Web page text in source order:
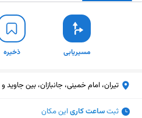
مسیریابی ذخیره
تیران، امام خمینی، جانبازان، بین
ثبتساعت کاری این مکان